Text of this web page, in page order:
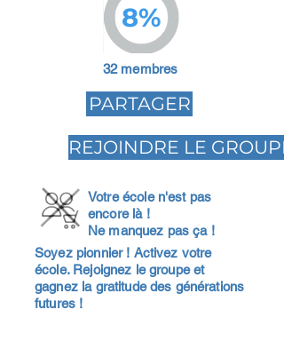
8%
32 membres
PARTAGER
REJOINDRE LE GROUPE
Votre école n'est pas
encore là !
Ne manquez pas ça !
Soyez pionnier ! Activez votre
école. Rejoignez le groupe et
gagnez la gratitude des générations
futures !